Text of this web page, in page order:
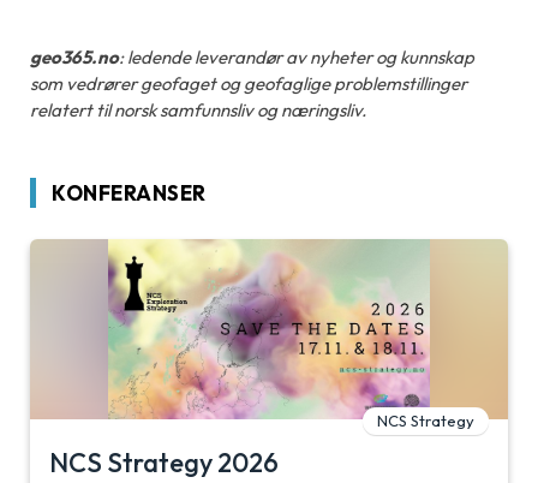
geo365.no: ledende leverandør av nyheter og kunnskap
som vedrører geofaget og geofaglige problemstillinger
relatert til norsk samfunnsliv og næringsliv.
KONFERANSER
NCS Strategy
NCS Strategy 2026